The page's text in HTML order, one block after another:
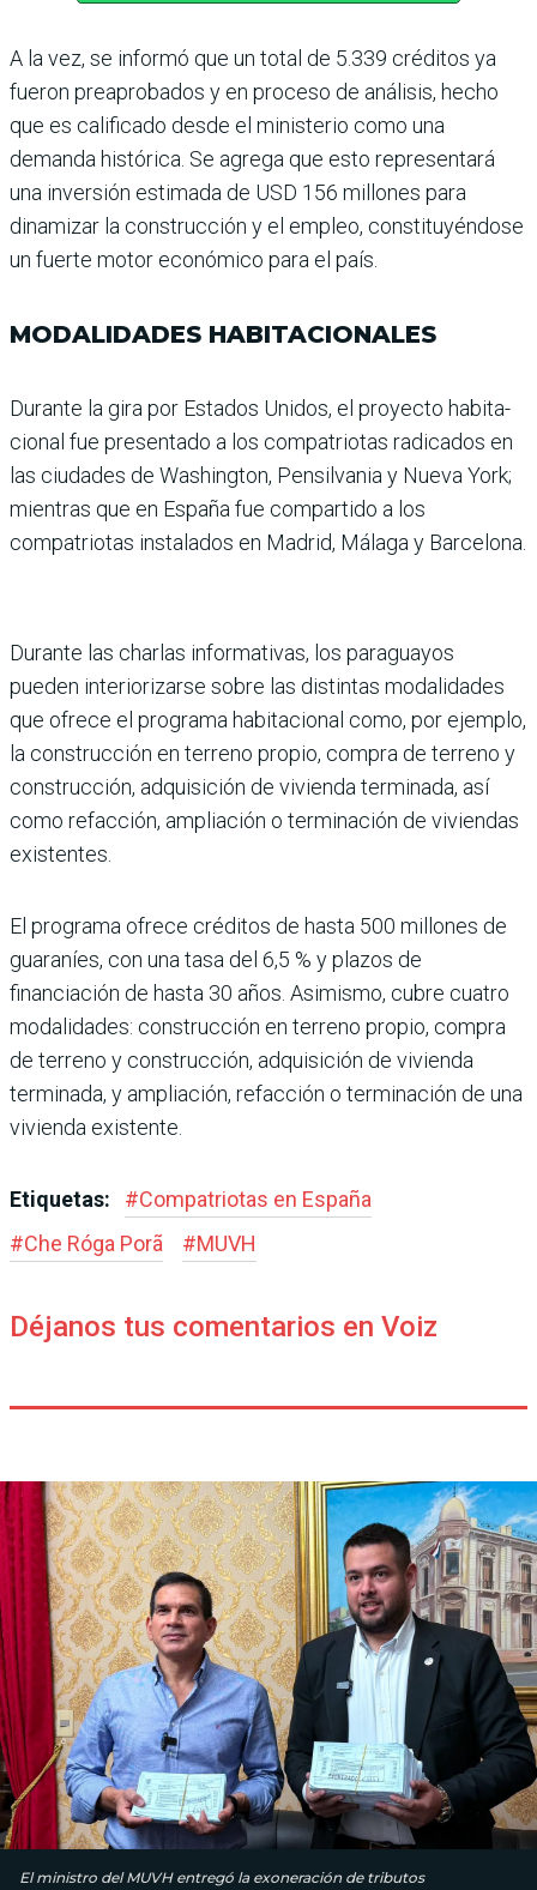
A la vez, se informó que un total de 5.339 créditos ya
fue­ron preaprobados y en pro­ceso de análisis, hecho
que es calificado desde el ministerio como una
demanda histórica. Se agrega que esto represen­tará
una inversión estimada de USD 156 millones para
dinamizar la construcción y el empleo, constituyéndose
un fuerte motor económico para el país.
MODALIDADES HABITACIONALES
Durante la gira por Estados Unidos, el proyecto habita­
cional fue presentado a los compatriotas radicados en
las ciudades de Washington, Pensilvania y Nueva York;
mientras que en España fue compartido a los
compatrio­tas instalados en Madrid, Málaga y Barcelona.
Durante las charlas informa­tivas, los paraguayos
pueden interiorizarse sobre las distin­tas modalidades
que ofrece el programa habitacional como, por ejemplo,
la construcción en terreno propio, compra de terreno y
construcción, adqui­sición de vivienda terminada, así
como refacción, amplia­ción o terminación de vivien­das
existentes.
El programa ofrece créditos de hasta 500 millones de
guaraníes, con una tasa del 6,5 % y plazos de
financiación de hasta 30 años. Asimismo, cubre cua­tro
modalidades: construc­ción en terreno propio, com­pra
de terreno y construcción, adquisición de vivienda
termi­nada, y ampliación, refacción o terminación de una
vivienda existente.
Etiquetas: #Compatriotas en España
#Che Róga Porã #MUVH
Déjanos tus comentarios en Voiz
El ministro del MUVH entregó la exoneración de tributos